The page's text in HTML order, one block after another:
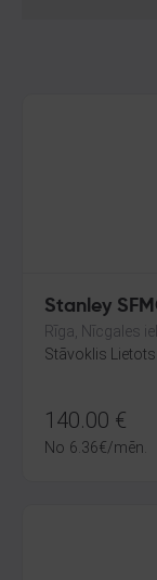
Rīga, Nīcgales
Stāvoklis
140.00 €
No 6.36€/mēn.